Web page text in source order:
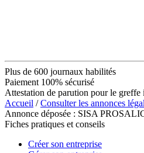
Plus de 600 journaux habilités
Paiement 100% sécurisé
Attestation de parution pour le greffe
Accueil /Consulter les annonces
Annonce déposée : SISA
Fiches pratiques et conseils
Créer son entreprise